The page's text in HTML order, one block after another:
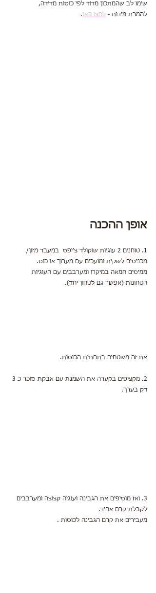
שימו לב שהמתכון מדוד לפי כוסות מדידה,
להמרת מידות - לחצו כאן.
אופן ההכנה
1. טוחנים 2 עוגיות שוקולד צ׳יפס  במעבד מזון/
מכניסים לשקית ומועכים עם מערוך או כוס.
ממיסים חמאה במיקרו ומערבבים עם העוגיות
הטחונות (אפשר גם לטחון יחד).
את זה משטחים בתחתית הכוסות.
דק בערך.
3. ואז מוסיפים את הגבינה ועוגיה קצוצה ומערבבים
לקבלת קרם אחיד.
מעבירים את קרם הגבינה לכוסות .